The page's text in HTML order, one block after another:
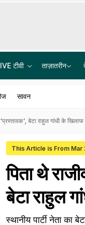
टीवी ताज़ातरीन
सावन
'प्रस्तावक', बेटा राहुल गांधी के
This Article is From Mar
पिता थे
बेटा राहुल
स्थानीय पार्टी नेता का